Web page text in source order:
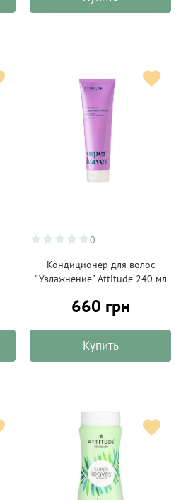
0
Кондиционер для волос
"Увлажнение" Attitude 240 мл
660 грн
Купить